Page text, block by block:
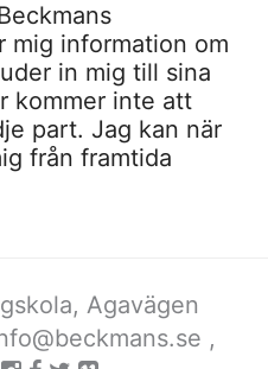
mig information om
in mig till sina
kommer inte att
part. Jag kan när
från framtida
Agavägen
,